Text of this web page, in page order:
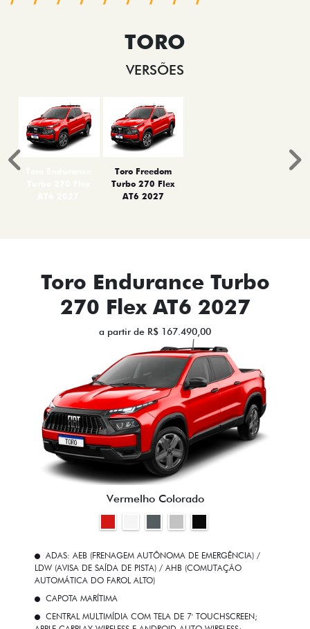
TORO
VERSÕES
Toro Freedom
Turbo 270 Flex
AT6 2027
Anterior
Toro Endurance Turbo
270 Flex AT6 2027
a partir de R$ 167.490,00
Vermelho Colorado
ADAS: AEB (FRENAGEM AUTÔNOMA DE EMERGÊNCIA) /
LDW (AVISA DE SAÍDA DE PISTA) / AHB (COMUTAÇÃO
AUTOMÁTICA DO FAROL ALTO)
CAPOTA MARÍTIMA
CENTRAL MULTIMÍDIA COM TELA DE 7' TOUCHSCREEN;